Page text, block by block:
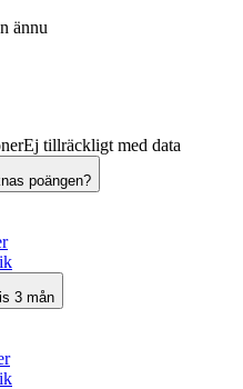
ännu
Ej tillräckligt med data
poängen?
3 mån